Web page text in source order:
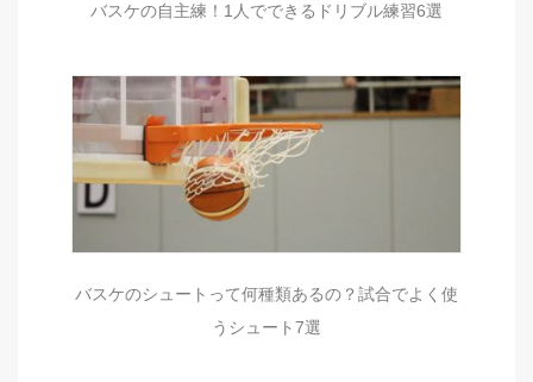
バスケの自主練！1人でできるドリブル練習6選
バスケのシュートって何種類あるの？試合でよく使
うシュート7選